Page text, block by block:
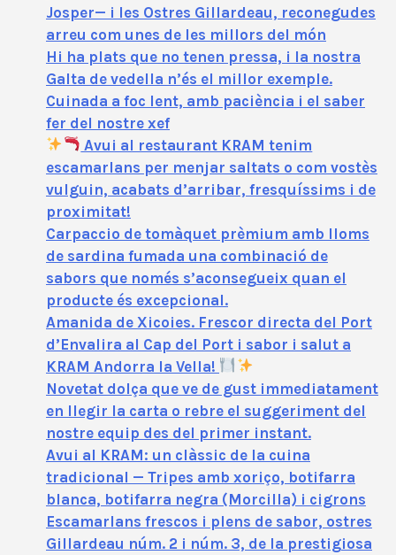
Josper— i les Ostres Gillardeau, reconegudes
arreu com unes de les millors del món
Hi ha plats que no tenen pressa, i la nostra
Galta de vedella n’és el millor exemple.
Cuinada a foc lent, amb paciència i el saber
fer del nostre xef
Avui al restaurant KRAM tenim
escamarlans per menjar saltats o com vostès
vulguin, acabats d’arribar, fresquíssims i de
proximitat!
Carpaccio de tomàquet prèmium amb lloms
de sardina fumada una combinació de
sabors que només s’aconsegueix quan el
producte és excepcional.
Amanida de Xicoies. Frescor directa del Port
d’Envalira al Cap del Port i sabor i salut a
KRAM Andorra la Vella!
Novetat dolça que ve de gust immediatament
en llegir la carta o rebre el suggeriment del
nostre equip des del primer instant.
Avui al KRAM: un clàssic de la cuina
tradicional — Tripes amb xoriço, botifarra
blanca, botifarra negra (Morcilla) i cigrons
Escamarlans frescos i plens de sabor, ostres
Gillardeau núm. 2 i núm. 3, de la prestigiosa